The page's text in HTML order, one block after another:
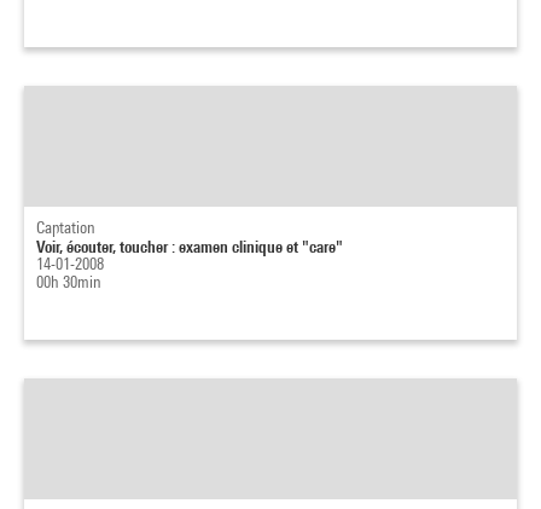
Captation
Voir, écouter, toucher : examen clinique et "care"
14-01-2008
00h 30min